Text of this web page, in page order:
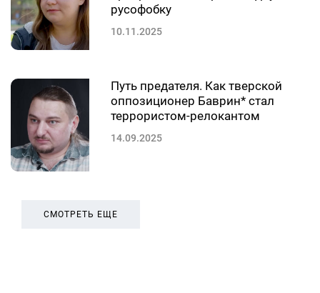
русофобку
10.11.2025
Путь предателя. Как тверской
оппозиционер Баврин* стал
террористом-релокантом
14.09.2025
СМОТРЕТЬ ЕЩЕ